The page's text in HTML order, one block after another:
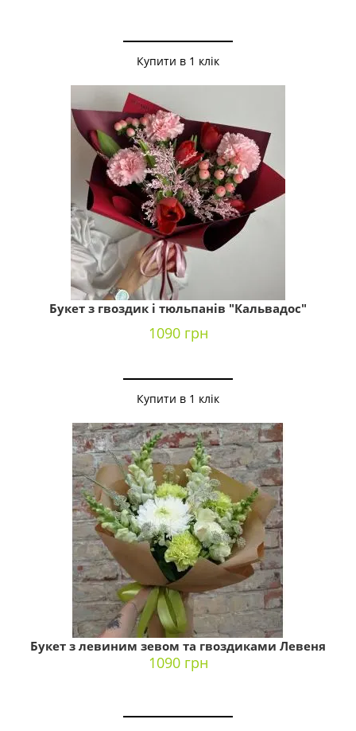
Купити в 1 клік
Букет з гвоздик і тюльпанів "Кальвадос"
1090 грн
Купити в 1 клік
Букет з левиним зевом та гвоздиками Левеня
1090 грн